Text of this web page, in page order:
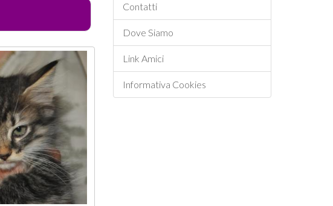
Contatti
Dove Siamo
Link Amici
Informativa Cookies